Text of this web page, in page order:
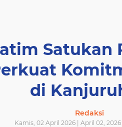
Satukan
di
Redaksi
Kamis, 02 April 2026 | April 02, 2026